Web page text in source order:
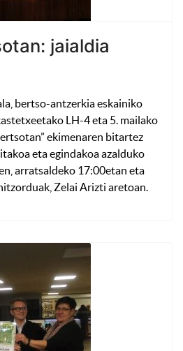
jaialdia
bertso-antzerkia eskainiko
LH-4 eta 5. mailako
ekimenaren bitartez
eta egindakoa azalduko
arratsaldeko 17:00etan eta
Zelai Arizti aretoan.